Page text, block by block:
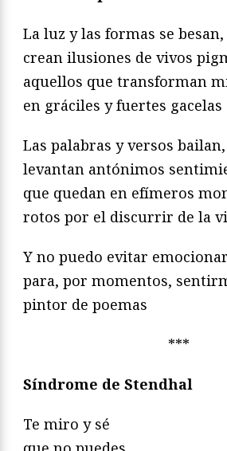
La luz y las formas se besan,
crean ilusiones de vivos
aquellos que transforman
en gráciles y fuertes gacelas
Las palabras y versos bailan,
levantan antónimos
que quedan en efímeros
rotos por el discurrir de la
Y no puedo evitar
para, por momentos,
pintor de poemas
***
Síndrome de Stendhal
Te miro y sé